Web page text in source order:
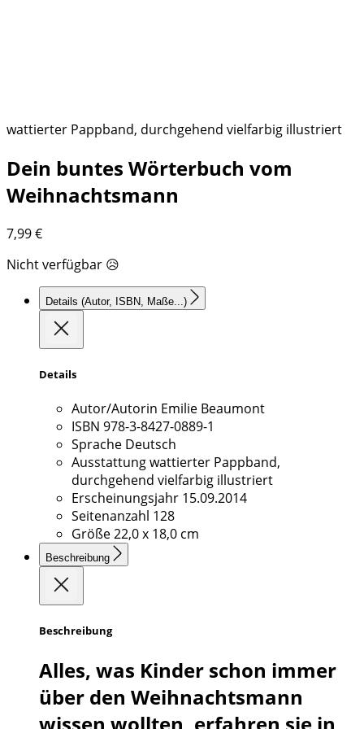
wattierter Pappband, durchgehend vielfarbig illustriert
Dein buntes Wörterbuch vom
Weihnachtsmann
7,99€
Nicht verfügbar 😥
Details (Autor, ISBN, Maße...)
Details
Autor/Autorin Emilie Beaumont
ISBN 978-3-8427-0889-1
Sprache Deutsch
Ausstattungwattierter Pappband,
durchgehend vielfarbig illustriert
Erscheinungsjahr 15.09.2014
Seitenanzahl 128
Größe22,0 x 18,0 cm
Beschreibung
Beschreibung
Alles, was Kinder schon immer
über den Weihnachtsmann
wissen wollten, erfahren sie in